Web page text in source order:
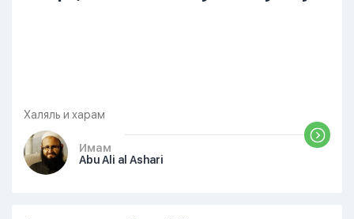
Халяль и харам
Имам
Abu Ali al Ashari